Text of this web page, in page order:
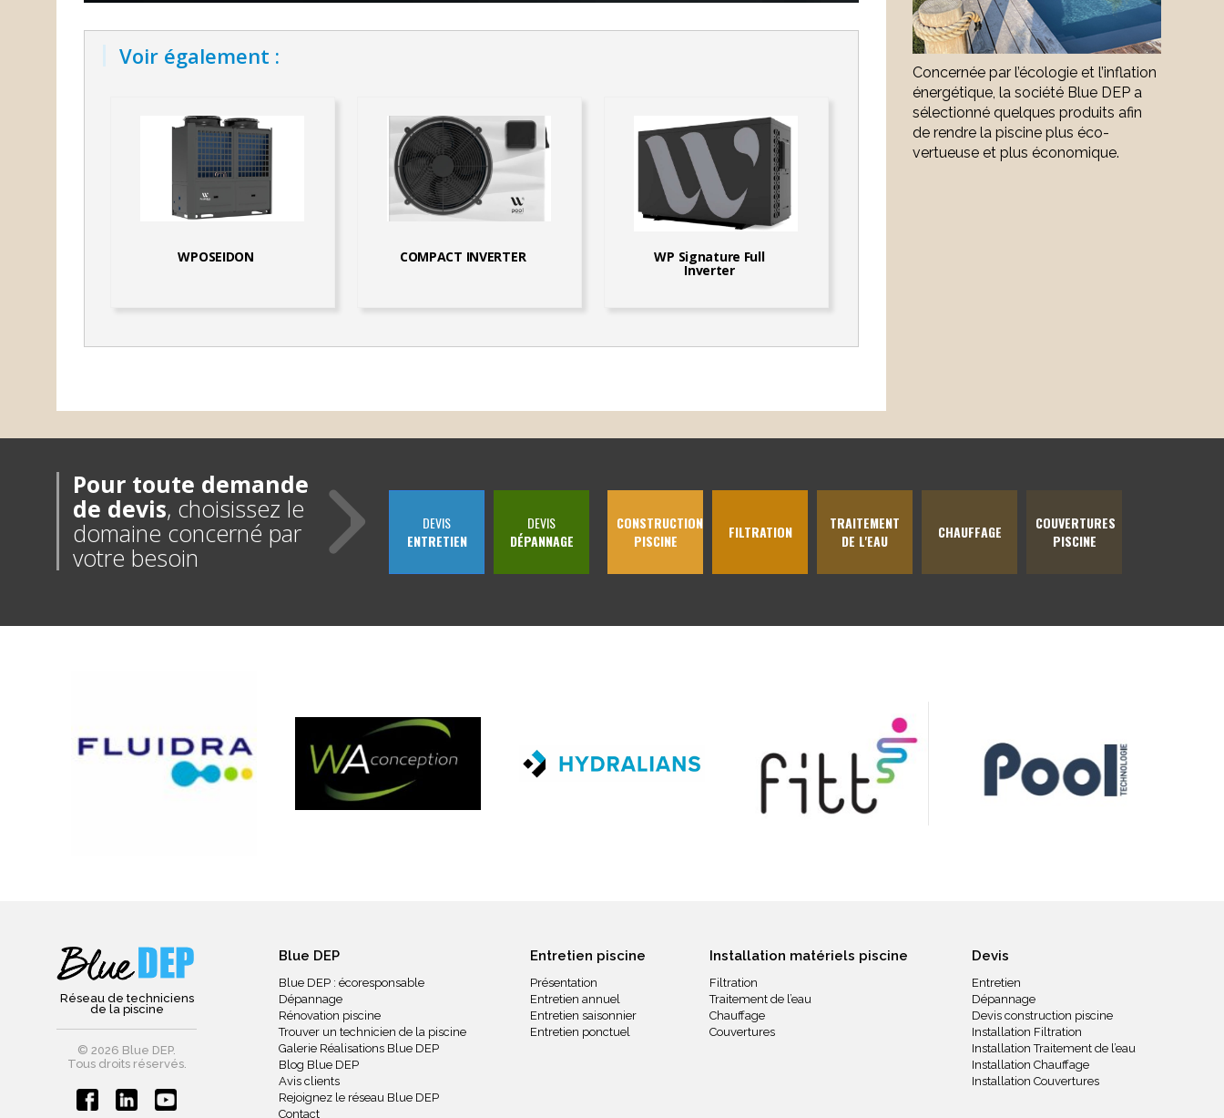
Voir également :
WPOSEIDON COMPACT INVERTER WP Signature Full
Inverter
Concernée par l’écologie et l’inflation
énergétique, la société Blue DEP a
sélectionné quelques produits afin
de rendre la piscine plus éco-
vertueuse et plus économique.
Pour toute demande
de devis, choisissez le
domaine concerné par
votre besoin
DEVIS
ENTRETIEN
DEVIS
DÉPANNAGE
CONSTRUCTION
PISCINE
FILTRATION
TRAITEMENT
DE L'EAU
CHAUFFAGE
COUVERTURES
PISCINE
Réseau de techniciens
de la piscine
© 2026 Blue DEP.
Tous droits réservés.
Blue DEP
Blue DEP : écoresponsable
Dépannage
Rénovation piscine
Trouver un technicien de la piscine
Galerie Réalisations Blue DEP
Blog Blue DEP
Avis clients
Rejoignez le réseau Blue DEP
Contact
Entretien piscine
Présentation
Entretien annuel
Entretien saisonnier
Entretien ponctuel
Installation matériels piscine
Filtration
Traitement de l’eau
Chauffage
Couvertures
Devis
Entretien
Dépannage
Devis construction piscine
Installation Filtration
Installation Traitement de l’eau
Installation Chauffage
Installation Couvertures